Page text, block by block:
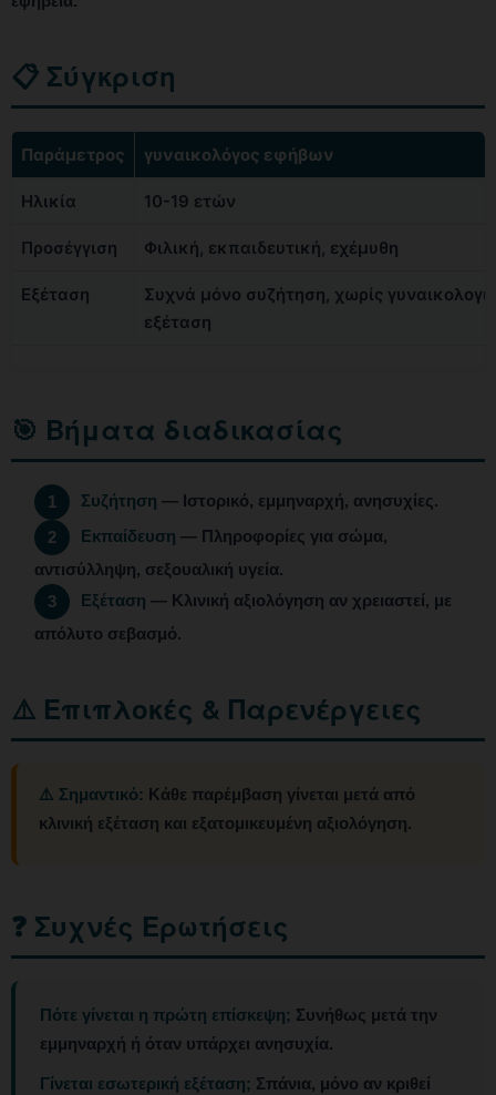
📋 Σύγκριση
Παράμετρος γυναικολόγος εφήβων
Ηλικία 10-19 ετών
Προσέγγιση Φιλική, εκπαιδευτική, εχέμυθη
Εξέταση
Συχνά μόνο συζήτηση, χωρίς
εξέταση
🎯 Βήματα διαδικασίας
1 Συζήτηση — Ιστορικό, εμμηναρχή, ανησυχίες.
2
Εκπαίδευση — Πληροφορίες για σώμα,
αντισύλληψη, σεξουαλική υγεία.
3
Εξέταση — Κλινική αξιολόγηση αν χρειαστεί, με
απόλυτο σεβασμό.
⚠️ Επιπλοκές & Παρενέργειες
⚠️ Σημαντικό: Κάθε παρέμβαση γίνεται μετά από
κλινική εξέταση και εξατομικευμένη αξιολόγηση.
❓ Συχνές Ερωτήσεις
Πότε γίνεται η πρώτη επίσκεψη; Συνήθως μετά την
εμμηναρχή ή όταν υπάρχει ανησυχία.
Γίνεται εσωτερική εξέταση; Σπάνια, μόνο αν κριθεί